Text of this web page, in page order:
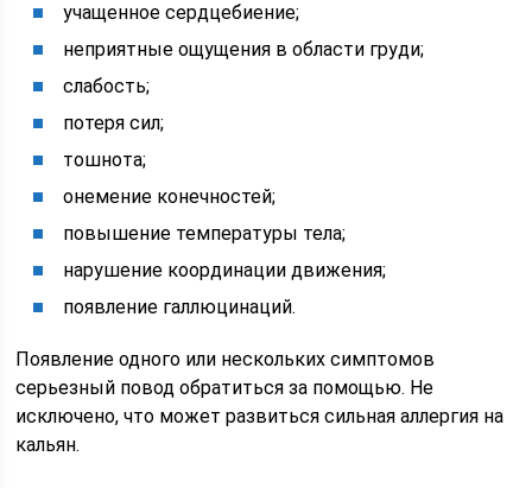
учащенное сердцебиение;
неприятные ощущения в области груди;
слабость;
потеря сил;
тошнота;
онемение конечностей;
повышение температуры тела;
нарушение координации движения;
появление галлюцинаций.
Появление одного или нескольких симптомов
серьезный повод обратиться за помощью. Не
исключено, что может развиться сильная аллергия на
кальян.